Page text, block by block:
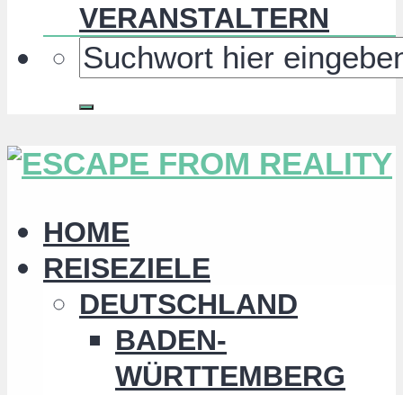
VERANSTALTERN
HOME
REISEZIELE
DEUTSCHLAND
BADEN-
WÜRTTEMBERG